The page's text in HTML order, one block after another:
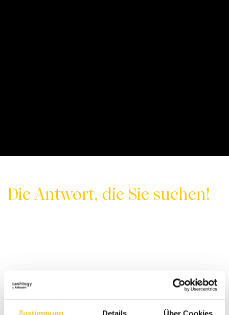
Zustimmung Details Über Cookies
Die Antwort, die Sie suchen!